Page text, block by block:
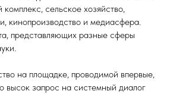
сельское хозяйство,
кинопроизводство и медиасфера.
представляющих разные сферы
на площадке, проводимой впервые,
высок запрос на системный диалог